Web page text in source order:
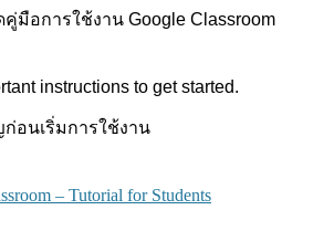
มือการใช้งาน Google Classroom
instructions to get started.
อนเริ่มการใช้งาน
– Tutorial for Students